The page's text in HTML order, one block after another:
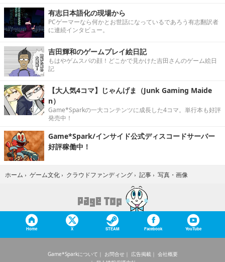
有志日本語化の現場から
PCゲーマーなら何かとお世話になっているであろう有志翻訳者
に連続インタビュー。
吉田輝和のゲームプレイ絵日記
もはやゲムスパの顔！どこかで見かけた吉田さんのゲーム絵日
記
【大人気4コマ】じゃんげま（Junk Gaming Maide
n）
Game*Sparkの一大コンテンツに成長した4コマ。単行本も好評
発売中！
Game*Spark/インサイド公式ディスコードサーバー
好評稼働中！
ホーム › ゲーム文化 › クラウドファンディング › 記事 › 写真・画像
Home X STEAM Facebook YouTube
Game*Sparkについて お問合せ 広告掲載
会社概要